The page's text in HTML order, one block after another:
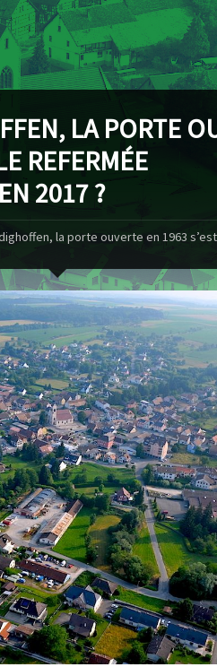
LA PORTE
REFERMÉE
2017 ?
la porte ouverte en 1963